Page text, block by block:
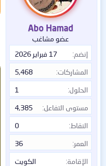
Abo Hamad
عضو مشاغب
إنضم
17 فبراير 2026
المشاركات 5,468
الحلول 1
مستوى التفاعل 4,385
النقاط 0
العمر 36
الإقامة الكويت